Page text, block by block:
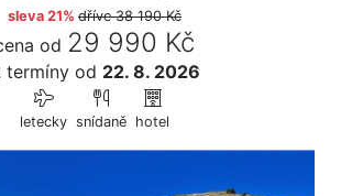
sleva 21% dříve38 190 Kč
od 29 990 Kč
termínyod 22. 8. 2026
letecky snídaně hotel